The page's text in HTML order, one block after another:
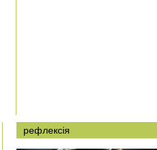
рефлексія